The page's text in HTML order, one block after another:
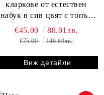
кларкове от естествен
набук в сив цвят с топъл
хастар
€45.00 88.01лв.
€75.00 146.69лв.
Виж детайли